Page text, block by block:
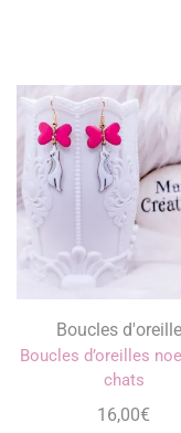
Boucles
Boucles d’oreilles
chats
16,00€